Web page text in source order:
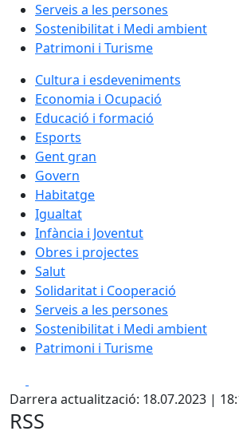
Serveis a les persones
Sostenibilitat i Medi ambient
Patrimoni i Turisme
Cultura i esdeveniments
Economia i Ocupació
Educació i formació
Esports
Gent gran
Govern
Habitatge
Igualtat
Infància i Joventut
Obres i projectes
Salut
Solidaritat i Cooperació
Serveis a les persones
Sostenibilitat i Medi ambient
Patrimoni i Turisme
Darrera actualització: 18.07.2023 |
RSS